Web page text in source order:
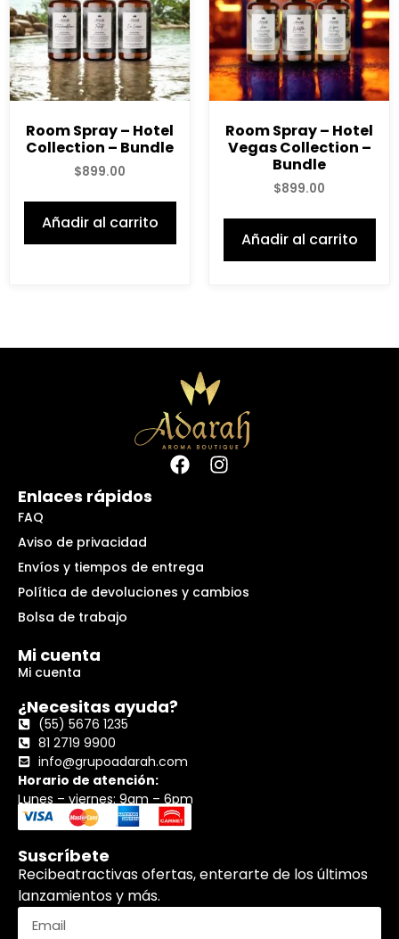
Room Spray – Hotel
Collection – Bundle
$899.00
Añadir al carrito
Room Spray – Hotel
Vegas Collection –
Bundle
$899.00
Añadir al carrito
Enlaces rápidos
FAQ
Aviso de privacidad
Envíos y tiempos de entrega
Política de devoluciones y cambios
Bolsa de trabajo
Mi cuenta
Mi cuenta
¿Necesitas ayuda?
(55) 5676 1235
81 2719 9900
info@grupoadarah.com
Horario de atención:
Lunes – viernes: 9am – 6pm
Suscríbete
Recibeatractivas ofertas, enterarte de los últimos
lanzamientos y más.